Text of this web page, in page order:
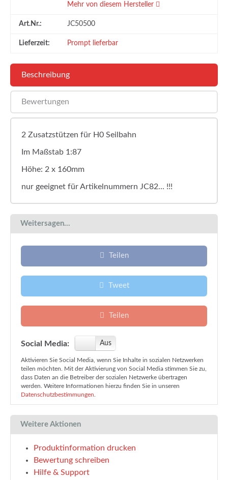
Mehr von diesem Hersteller
Art.Nr.: JC50500
Lieferzeit: Prompt lieferbar
Beschreibung
Bewertungen
2 Zusatzstützen für H0 Seilbahn
Im Maßstab 1:87
Höhe: 2 x 160mm
nur geeignet für Artikelnummern JC82... !!!
Weitersagen...
Teilen
Tweet
Teilen
Social Media:
An Aus
Aktivieren Sie Social Media, wenn Sie Inhalte in sozialen Netzwerken
teilen möchten. Mit der Aktivierung von Social Media stimmen Sie zu,
dass Daten an die Betreiber der sozialen Netzwerke übertragen
werden. Weitere Informationen hierzu finden Sie in unseren
Datenschutzbestimmungen
Weitere Aktionen
Produktinformation drucken
Bewertung schreiben
Hilfe & Support